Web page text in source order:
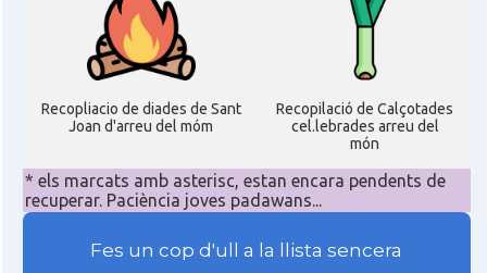
Recopliacio de diades de Sant
Joan d'arreu del móm
Recopilació de Calçotades
cel.lebrades arreu del
món
* els marcats amb asterisc, estan encara pendents de
recuperar. Paciència joves padawans...
Fes un cop d'ull a la llista sencera